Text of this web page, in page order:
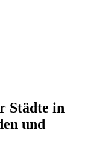
Städte in
und